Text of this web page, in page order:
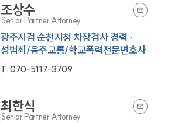
조상수
Senior Partner Attorney
광주지검 순천지청 차장검사 경력 ·
성범죄/음주교통/학교폭력전문변호사
T.070-5117-3709
최한식
Senior Partner Attorney